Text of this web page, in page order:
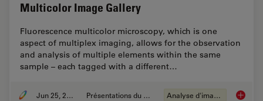
Multicolor Image Gallery
Fluorescence multicolor microscopy, which is one
aspect of multiplex imaging, allows for the observation
and analysis of multiple elements within the same
sample – each tagged with a different…
Jun 25, 2021 Présentations du CSF Analyse d'images